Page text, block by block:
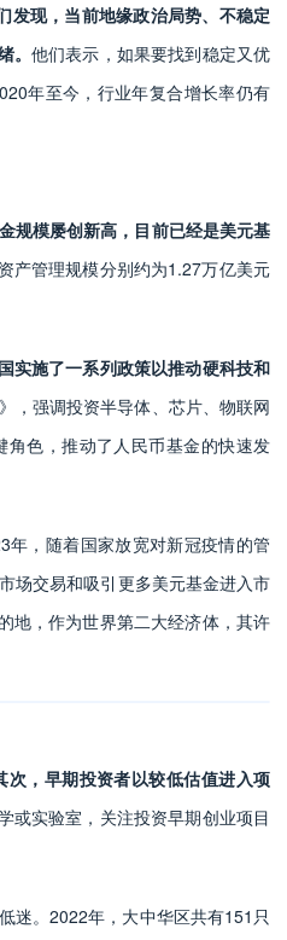
发现，当前地缘政治局势、不稳定
他们表示，如果要找到稳定又优
年至今，行业年复合增长率仍有
规模屡创新高，目前已经是美元基
产管理规模分别约为1.27万亿美元
实施了一系列政策以推动硬科技和
，强调投资半导体、芯片、物联网
色，推动了人民币基金的快速发
，随着国家放宽对新冠疫情的管
场交易和吸引更多美元基金进入市
地，作为世界第二大经济体，其许
，早期投资者以较低估值进入项
或实验室，关注投资早期创业项目
迷。2022年，大中华区共有151只